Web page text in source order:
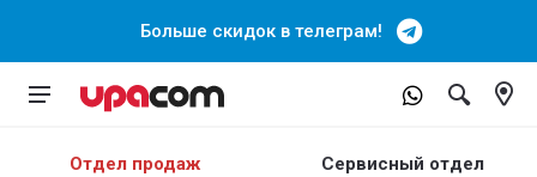
Больше скидок в телеграм!
Отдел продаж Сервисный отдел